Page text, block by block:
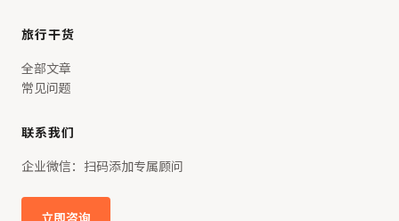
旅行干货
全部文章
常见问题
联系我们
企业微信：扫码添加专属顾问